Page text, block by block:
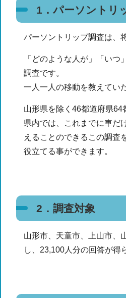
1．パーソントリ
パーソントリップ調査は、
「どのような人が」「い
調査です。
一人一人の移動を教えてい
山形県を除く46都道府県64
県内では、これまでに車だ
えることのできるこの調査
役立てる事ができます。
2．調査対象
山形市、天童市、上山市、
し、23,100人分の回答が得